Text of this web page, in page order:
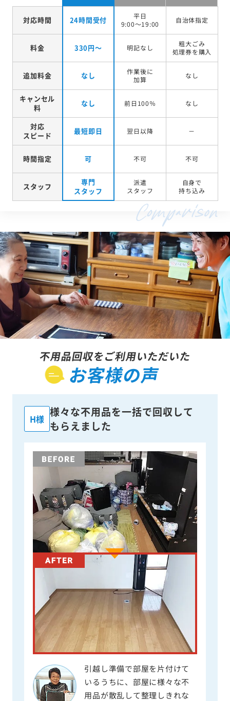
対応時間 24時間受付
平日
9:00～19:00
自治体指定
料金 330円～ 明記なし
粗大ごみ
処理券を購入
追加料金 なし
作業後に
加算
なし
キャンセル
料
なし 前日100％ なし
対応
スピード
最短即日 翌日以降 －
時間指定 可 不可 不可
スタッフ
専門
スタッフ
派遣
スタッフ
自身で
持ち込み
不用品回収をご利用いただいた
お客様の声
H様
様々な不用品を一括で回収して
もらえました
引越し準備で部屋を片付けて
いるうちに、部屋に様々な不
用品が散乱して整理しきれな